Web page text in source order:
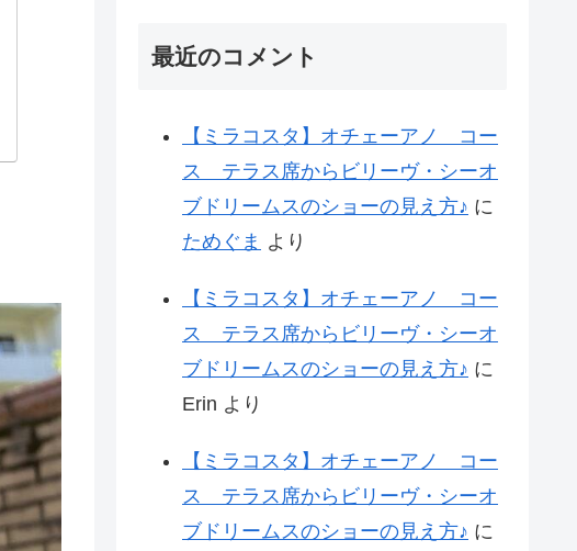
最近のコメント
【ミラコスタ】オチェーアノ コー
ス テラス席からビリーヴ・シーオ
ブドリームスのショーの見え方♪ に
ためぐま より
【ミラコスタ】オチェーアノ コー
ス テラス席からビリーヴ・シーオ
ブドリームスのショーの見え方♪ に
Erin より
【ミラコスタ】オチェーアノ コー
ス テラス席からビリーヴ・シーオ
ブドリームスのショーの見え方♪ に